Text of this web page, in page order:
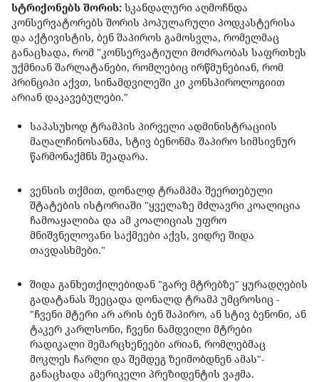
სტრიქონებს შორის: სკანდალური აღმოჩნდა
კონსერვატორებს შორის პოპულარული პოდკასტერისა
და აქტივისტის, ბენ შაპიროს გამოსვლა, რომელმაც
განაცხადა, რომ "კონსერვატიული მოძრაობას საფრთხეს
უქმნიან შარლატანები, რომლებიც ირწმუნებიან, რომ
პრინციპი აქვთ, სინამდვილეში კი კონსპიროლოგიით
არიან დაკავებულები."
საპასუხოდ ტრამპის პირველი ადმინისტრაციის
მაღალჩინოსანმა, სტივ ბენონმა შაპირო სიმსივნურ
წარმონაქმნს შეადარა.
ვენსის თქმით, დონალდ ტრამპმა შეერთებული
შტატების ისტორიაში "ყველაზე მძლავრი კოალიცია
ჩამოაყალიბა და ამ კოალიციას უფრო
მნიშვნელოვანი საქმეები აქვს, ვიდრე შიდა
თავდასხმები."
შიდა განხეთქილებიდან "გარე მტრებზე" ყურადღების
გადატანას შეეცადა დონალდ ტრამპ უმცროსიც -
"ჩვენი მტერი არ არის ბენ შაპირო, ან სტივ ბენონი, ან
ტაკერ კარლსონი, ჩვენი ნამდვილი მტრები
რადიკალი მემარცხენეები არიან, რომლებმაც
მოკლეს ჩარლი და შემდეგ ზეიმობდნენ ამას"-
განაცხადა ამერიკელი პრეზიდენტის ვაჟმა.